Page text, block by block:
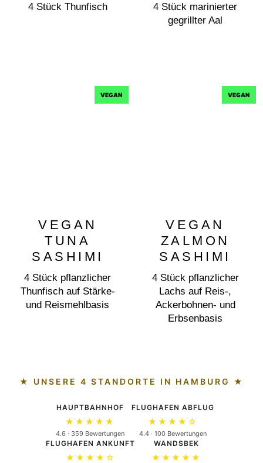
4 Stück Thunfisch
4 Stück marinierter
gegrillter Aal
VEGAN
VEGAN
TUNA
SASHIMI
4 Stück pflanzlicher
Thunfisch auf Stärke-
und Reismehlbasis
VEGAN
VEGAN
ZALMON
SASHIMI
4 Stück pflanzlicher
Lachs auf Reis-,
Ackerbohnen- und
Erbsenbasis
★ UNSERE 4 STANDORTE IN HAMBURG ★
HAUPTBAHNHOF
★★★★★
4.6 · 359 Bewertungen
FLUGHAFEN ABFLUG
★★★★☆
4.4 · 100 Bewertungen
FLUGHAFEN ANKUNFT
★★★★☆
WANDSBEK
★★★★★